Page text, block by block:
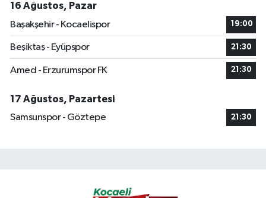
16 Ağustos, Pazar
Başakşehir - Kocaelispor
19:00
Beşiktaş - Eyüpspor 21:30
Amed - Erzurumspor FK 21:30
17 Ağustos, Pazartesi
Samsunspor - Göztepe
21:30